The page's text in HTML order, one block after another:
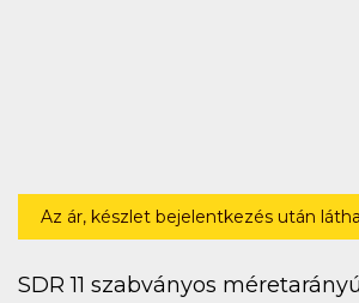
Az ár, készlet bejelentkezés után
SDR 11 szabványos